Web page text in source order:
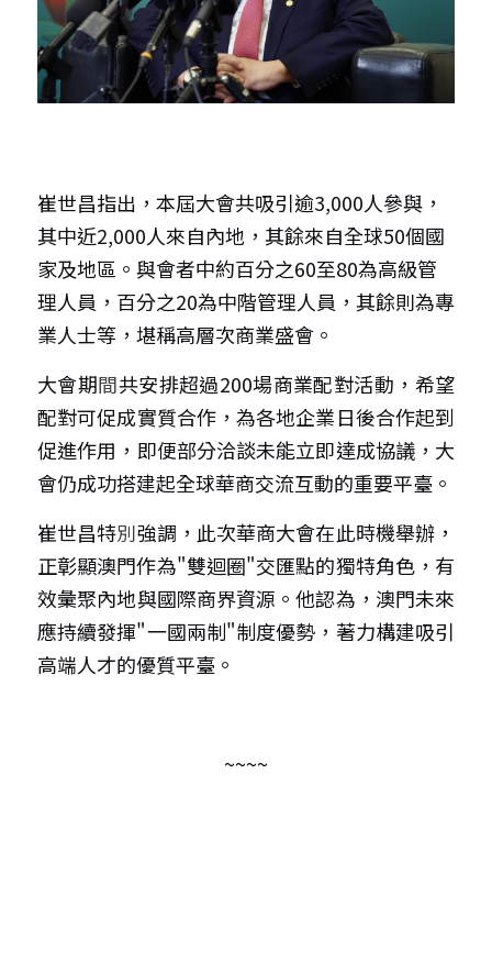
崔世昌指出，本屆大會共吸引逾3,000人參與，
其中近2,000人來自內地，其餘來自全球50個國
家及地區。與會者中約百分之60至80為高級管
理人員，百分之20為中階管理人員，其餘則為專
業人士等，堪稱高層次商業盛會。
大會期間共安排超過200場商業配對活動，希望
配對可促成實質合作，為各地企業日後合作起到
促進作用，即便部分洽談未能立即達成協議，大
會仍成功搭建起全球華商交流互動的重要平臺。
崔世昌特別強調，此次華商大會在此時機舉辦，
正彰顯澳門作為"雙迴圈"交匯點的獨特角色，有
效彙聚內地與國際商界資源。他認為，澳門未來
應持續發揮"一國兩制"制度優勢，著力構建吸引
高端人才的優質平臺。
~~~~